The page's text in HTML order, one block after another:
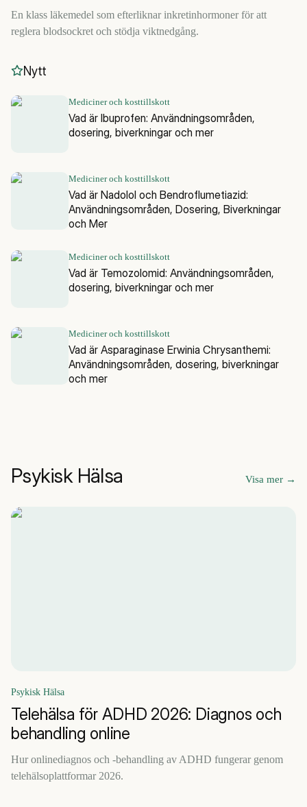
En klass läkemedel som efterliknar inkretinhormoner för att
reglera blodsockret och stödja viktnedgång.
Nytt
Mediciner och kosttillskott
Vad är Ibuprofen: Användningsområden,
dosering, biverkningar och mer
Mediciner och kosttillskott
Vad är Nadolol och Bendroflumetiazid:
Användningsområden, Dosering, Biverkningar
och Mer
Mediciner och kosttillskott
Vad är Temozolomid: Användningsområden,
dosering, biverkningar och mer
Mediciner och kosttillskott
Vad är Asparaginase Erwinia Chrysanthemi:
Användningsområden, dosering, biverkningar
och mer
Psykisk Hälsa Visa mer →
Psykisk Hälsa
Telehälsa för ADHD 2026: Diagnos och
behandling online
Hur onlinediagnos och -behandling av ADHD fungerar genom
telehälsoplattformar 2026.